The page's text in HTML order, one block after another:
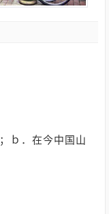
ｂ．在今中国山